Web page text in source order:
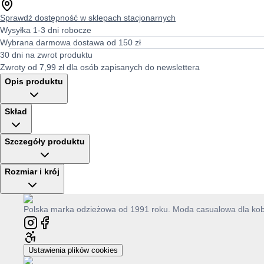
Sprawdź dostępność w sklepach stacjonarnych
Wysyłka 1-3 dni robocze
Wybrana darmowa dostawa od 150 zł
30 dni na zwrot produktu
Zwroty od 7,99 zł dla osób zapisanych do newslettera
Opis produktu
Skład
Szczegóły produktu
Rozmiar i krój
Polska marka odzieżowa od 1991 roku. Moda casualowa dla
Ustawienia plików cookies